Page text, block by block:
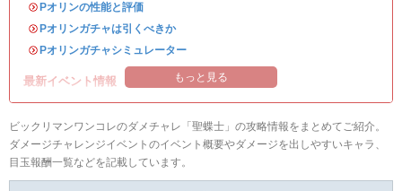
・ Pオリンの性能と評価
・ Pオリンガチャは引くべきか
・ Pオリンガチャシミュレーター
最新イベント情報 もっと見る
ビックリマンワンコレのダメチャレ「聖蝶士」の攻略情報をまとめてご紹介。
ダメージチャレンジイベントのイベント概要やダメージを出しやすいキャラ、
目玉報酬一覧などを記載しています。